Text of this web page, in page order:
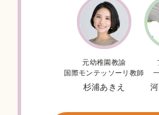
元幼稚園教諭
国際モンテッソーリ教師
杉浦あきえ